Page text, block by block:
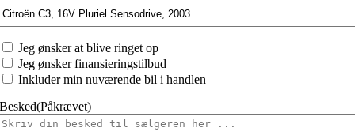
Jeg ønsker at blive ringet op
Jeg ønsker finansieringstilbud
Inkluder min nuværende bil i handlen
Besked(Påkrævet)